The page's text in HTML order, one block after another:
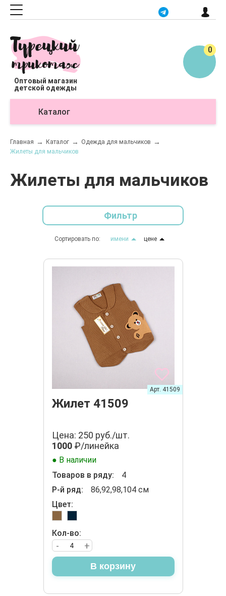
Оптовый магазин
детской одежды
0
Каталог
Главная Каталог
Одежда для мальчиков
Жилеты для мальчиков
Жилеты для мальчиков
Фильтр
Сортировать по: имени цене
Жилет 41509
Арт. 41509
Цена: 250 руб./шт.
1000₽/линейка
● В наличии
Товаров в ряду:
4
Р-й ряд:
86,92,98,104 см
Цвет:
Кол-во:
+
-
В корзину